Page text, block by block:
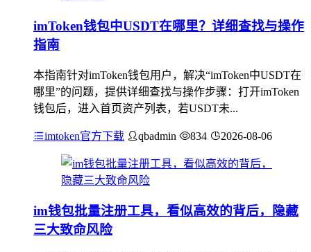
imToken钱包中USDT在哪里？详细查找与操作
指南
本指南针对imToken钱包用户，解决“imToken中USDT在
哪里”的问题，提供详细查找与操作步骤：打开imToken
钱包后，进入首页资产列表，若USDT未...
imtoken官方下载 qbadmin 834 2026-08-06
im钱包批量注册工具，看似高效的背后，隐藏
三大致命风险